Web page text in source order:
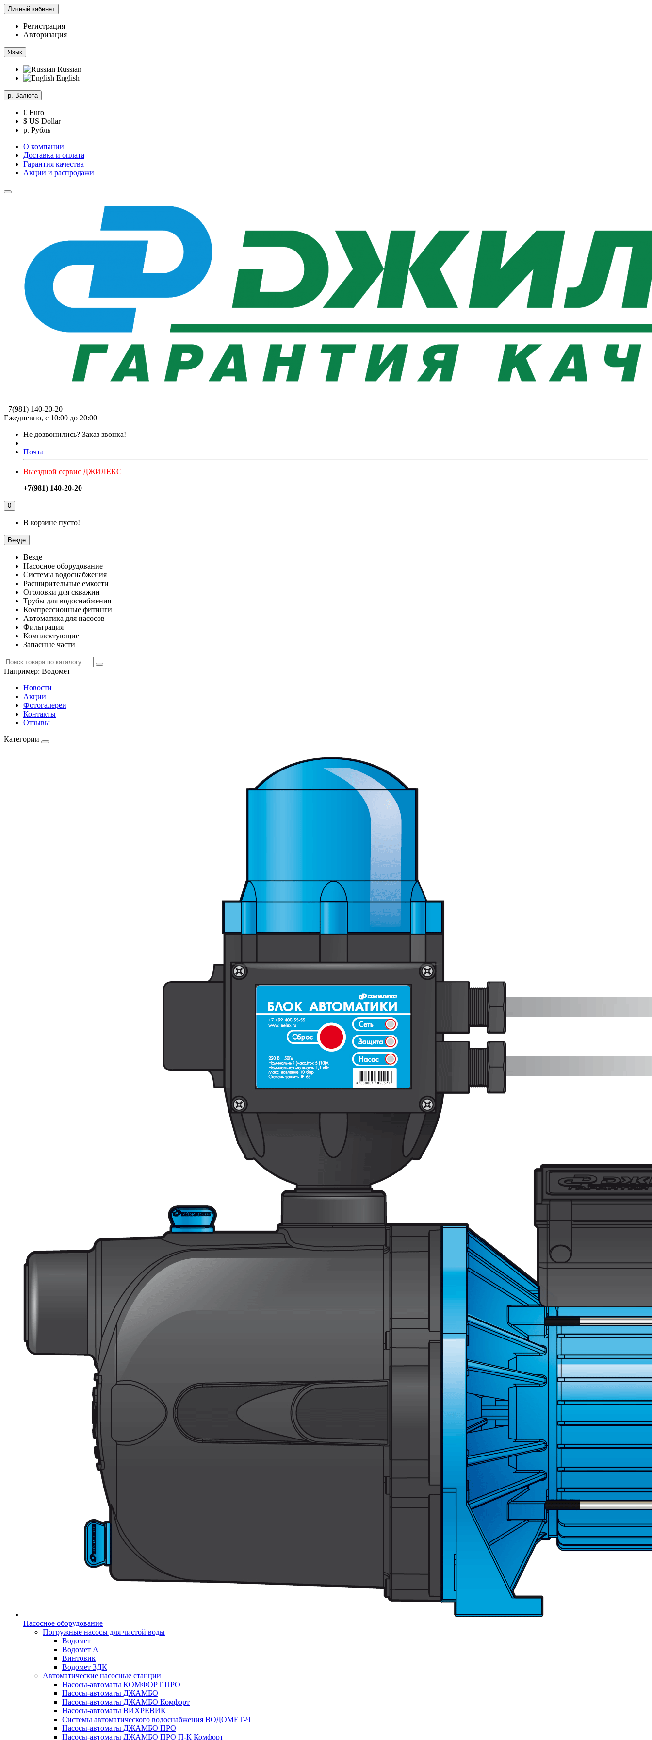
Личный кабинет
Регистрация
Авторизация
Язык
Russian
English
р. Валюта
€ Euro
$ US Dollar
р. Рубль
О компании
Доставка и оплата
Гарантия качества
Акции и распродажи
+7(981) 140-20-20
Ежедневно, с 10:00 до 20:00
Не дозвонились? Заказ звонка!
Почта
Выездной сервис ДЖИЛЕКС
+7(981) 140-20-20
0
В корзине пусто!
Везде
Везде
Насосное оборудование
Системы водоснабжения
Расширительные емкости
Оголовки для скважин
Трубы для водоснабжения
Компрессионные фитинги
Автоматика для насосов
Фильтрация
Комплектующие
Запасные части
Например: Водомет
Новости
Акции
Фотогалереи
Контакты
Отзывы
Категории
Насосное оборудование
Погружные насосы для чистой воды
Водомет
Водомет А
Винтовик
Водомет 3ДК
Автоматические насосные станции
Насосы-автоматы КОМФОРТ ПРО
Насосы-автоматы ДЖАМБО
Насосы-автоматы ДЖАМБО Комфорт
Насосы-автоматы ВИХРЕВИК
Системы автоматического водоснабжения ВОДОМЕТ-Ч
Насосы-автоматы ДЖАМБО ПРО
Насосы-автоматы ДЖАМБО ПРО П-К Комфорт